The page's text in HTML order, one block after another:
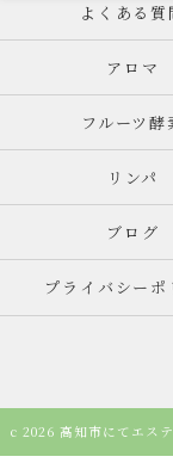
よくある質
アロマ
フルーツ酵
リンパ
ブログ
プライバシーポ
c 2026 高知市にてエス